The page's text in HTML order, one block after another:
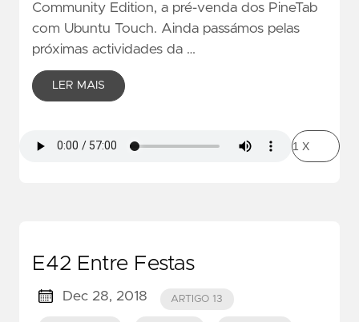
Community Edition, a pré-venda dos PineTab
com Ubuntu Touch. Ainda passámos pelas
próximas actividades da …
LER MAIS
E42 Entre Festas
Dec 28, 2018 ARTIGO 13